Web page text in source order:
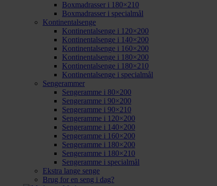
Boxmadrasser i 180×210
Boxmadrasser i specialmål
Kontinentalsenge
Kontinentalsenge i 120×200
Kontinentalsenge i 140×200
Kontinentalsenge i 160×200
Kontinentalsenge i 180×200
Kontinentalsenge i 180×210
Kontinentalsenge i specialmål
Sengerammer
Sengeramme i 80×200
Sengeramme i 90×200
Sengeramme i 90×210
Sengeramme i 120×200
Sengeramme i 140×200
Sengeramme i 160×200
Sengeramme i 180×200
Sengeramme i 180×210
Sengeramme i specialmål
Ekstra lange senge
Brug for en seng i dag?